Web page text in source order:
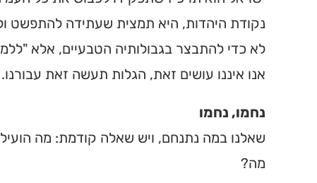
נקודת היהדות, היא תמצית שעתידה להתפשט
לא כדי להתבצר בגבולותיה הטבעיים, אלא
אנו איננו עושים זאת, הגלות תעשה זאת עבורנו.
נחמו, נחמו
שאלנו במה נתנחם, ויש שאלה קודמת: מה
מה?
מחפשים בית כנסת או
מוסד ברסלב?